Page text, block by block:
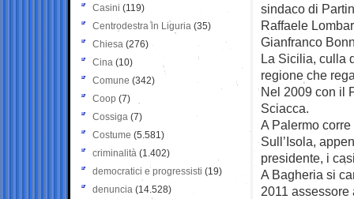
sindaco di
Raffaele
Gianfranco
La Sicilia, culla
regione che
Nel 2009 con il
Sciacca.
A Palermo
Sull’Isola,
presidente, i
A Bagheria si
2011
Casini (119)
Centrodestra in Liguria (35)
Chiesa (276)
Cina (10)
Comune (342)
Coop (7)
Cossiga (7)
Costume (5.581)
criminalità (1.402)
democratici e progressisti (19)
denuncia (14.528)